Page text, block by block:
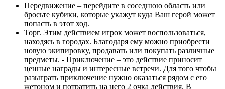
Передвижение – перейдите в соседнюю область или
бросьте кубики, которые укажут куда Ваш герой может
попасть в этот ход.
Торг. Этим действием игрок может воспользоваться,
находясь в городах. Благодаря ему можно приобрести
новую экипировку, продавать или покупать различные
предметы. - Приключение – это действие приносит
ценные награды и интересные встречи. Для того чтобы
разыграть приключение нужно оказаться рядом с его
жетоном и потратить на него 2 очка действия. В